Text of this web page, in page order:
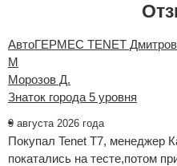
АвтоГЕРМЕС TENET
М
Морозов Д.
Знаток города 5 уровня
9 августа 2026 года
Покупал Tenet T7, менеджер
покатались на тесте,потом